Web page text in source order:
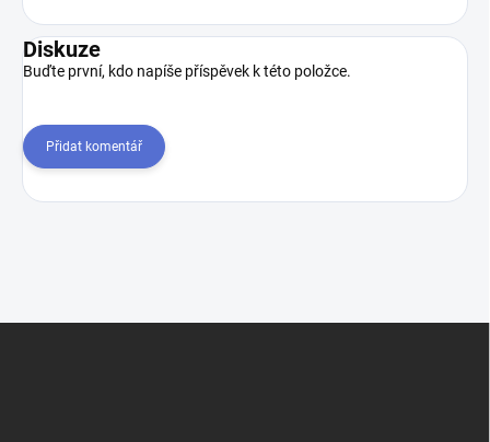
Diskuze
Buďte první, kdo napíše příspěvek k této položce.
Přidat komentář